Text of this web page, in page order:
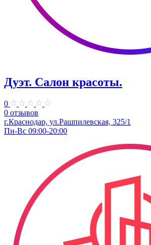
Дуэт. Салон красоты.
0
0 отзывов
г.Краснодар, ул.Рашпилевская, 325/1
Пн-Вс 09:00-20:00